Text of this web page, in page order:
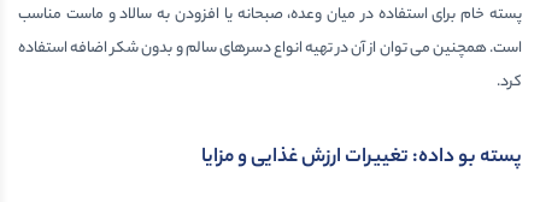
پسته خام برای استفاده در میان وعده، صبحانه یا افزودن به سالاد و ماست مناسب
است. همچنین می توان از آن در تهیه انواع دسرهای سالم و بدون شکر اضافه استفاده
کرد.
پسته بو داده: تغییرات ارزش غذایی و مزایا